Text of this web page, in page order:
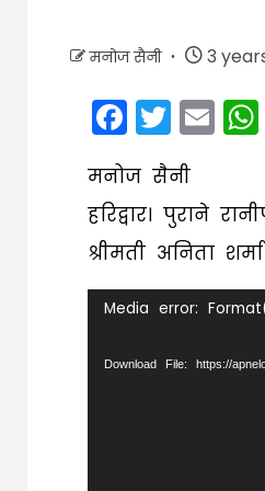
मनोज सैनी 3
मनोज सैनी
हरिद्वार। पुराने
श्रीमती अनिता
Video
Media error:
Download File: https://